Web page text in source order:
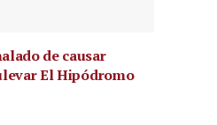
de causar
El Hipódromo